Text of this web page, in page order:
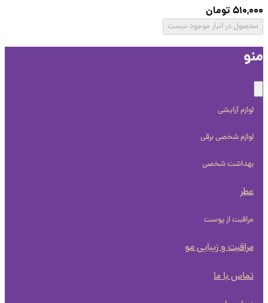
تومان
در انبار موجود نیست
لوازم آرایشی
لوازم شخصی برقی
بهداشت شخصی
مراقبت از پوست
مراقبت و زیبایی مو
تماس با ما